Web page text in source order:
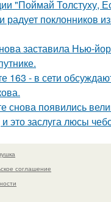
"Поймай Толстуху,
радует поклонников
заставила Нью-
163 - в сети
снова появились
это заслуга люсы
соглашение